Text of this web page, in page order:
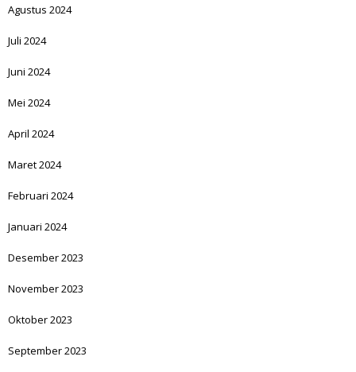
Agustus 2024
Juli 2024
Juni 2024
Mei 2024
April 2024
Maret 2024
Februari 2024
Januari 2024
Desember 2023
November 2023
Oktober 2023
September 2023